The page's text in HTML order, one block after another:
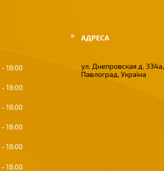
18:00
18:00
18:00
18:00
18:00
18:00
ул. Днепровская д. 334а,
Павлоград, Україна